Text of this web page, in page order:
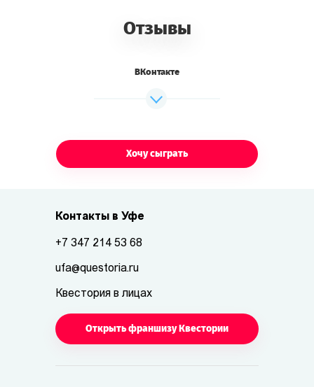
Отзывы
ВКонтакте
Хочу сыграть
Контакты в Уфе
+7 347 214 53 68
ufa@questoria.ru
Квестория в лицах
Открыть франшизу Квестории